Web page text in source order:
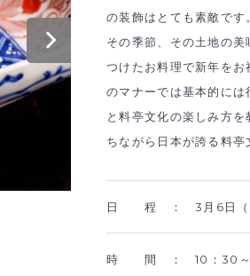
の装飾はとても素敵です
その季節、その土地の
つけたお料理で新年を
のマナーでは基本的には
と料亭文化の楽しみ方
ちながら日本が誇る料亭
日 程 ：3月6日（
時 間 ：10：30